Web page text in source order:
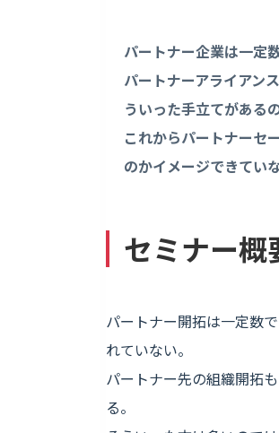
パートナー企業は一定
パートナーアライアン
ういった手立てがある
これからパートナーセ
のかイメージできてい
セミナー概
パートナー開拓は一定数
れていない。
パートナー先の組織開拓
る。